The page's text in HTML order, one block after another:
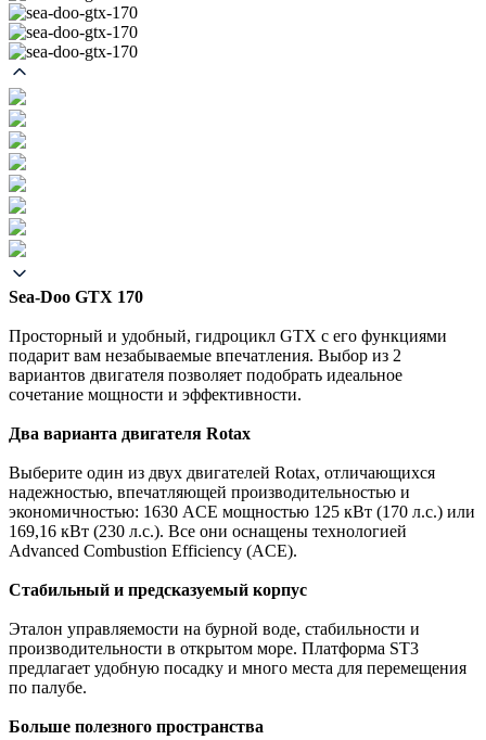
Sea-Doo GTX 170
Просторный и удобный, гидроцикл GTX с его функциями
подарит вам незабываемые впечатления. Выбор из 2
вариантов двигателя позволяет подобрать идеальное
сочетание мощности и эффективности.
Два варианта двигателя Rotax
Выберите один из двух двигателей Rotax, отличающихся
надежностью, впечатляющей производительностью и
экономичностью: 1630 ACE мощностью 125 кВт (170 л.с.) или
169,16 кВт (230 л.с.). Все они оснащены технологией
Advanced Combustion Efficiency (ACE).
Стабильный и предсказуемый корпус
Эталон управляемости на бурной воде, стабильности и
производительности в открытом море. Платформа ST3
предлагает удобную посадку и много места для перемещения
по палубе.
Больше полезного пространства